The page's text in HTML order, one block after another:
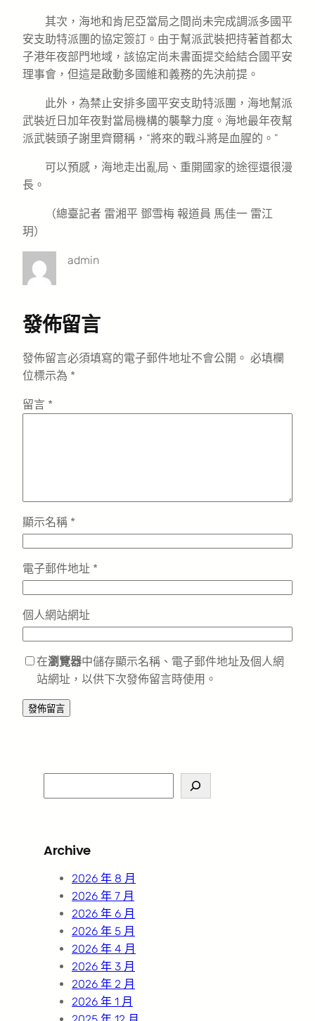
其次，海地和肯尼亞當局之間尚未完成調派多國平
安支助特派團的協定簽訂。由于幫派武裝把持著首都太
子港年夜部門地域，該協定尚未書面提交給結合國平安
理事會，但這是啟動多國維和義務的先決前提。
此外，為禁止安排多國平安支助特派團，海地幫派
武裝近日加年夜對當局機構的襲擊力度。海地最年夜幫
派武裝頭子謝里齊爾稱，“將來的戰斗將是血腥的。”
可以預感，海地走出亂局、重開國家的途徑還很漫
長。
（總臺記者 雷湘平 鄧雪梅 報道員 馬佳一 雷江
玥）
admin
發佈留言
發佈留言必須填寫的電子郵件地址不會公開。 必填欄
位標示為 *
留言 *
顯示名稱 *
電子郵件地址 *
個人網站網址
在瀏覽器中儲存顯示名稱、電子郵件地址及個人網
站網址，以供下次發佈留言時使用。
e
c
Archive
2026 年 8 月
2026 年 7 月
2026 年 6 月
2026 年 5 月
2026 年 4 月
2026 年 3 月
2026 年 2 月
2026 年 1 月